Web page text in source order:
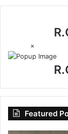
×
Featured